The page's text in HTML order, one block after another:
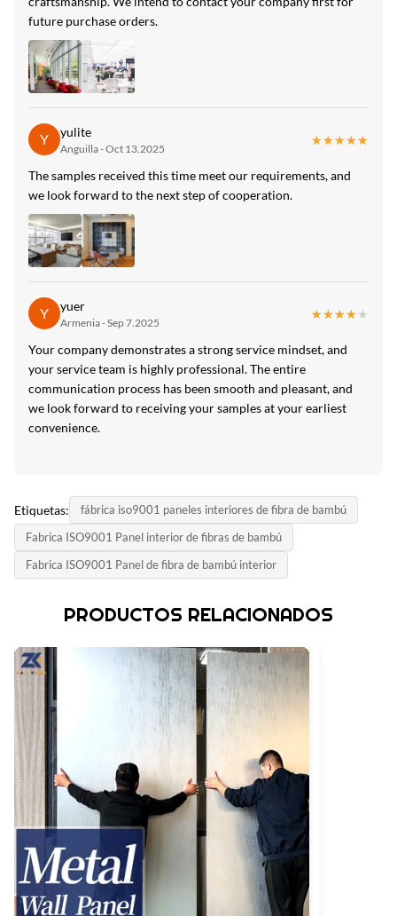
medio ambiente
future purchase orders.
Y yulite
Anguilla - Oct 13.2025
★★★★★
★★★★★
The samples received this time meet our requirements, and
we look forward to the next step of cooperation.
Y yuer
Armenia - Sep 7.2025
★★★★★
★★★★★
Your company demonstrates a strong service mindset, and
your service team is highly professional. The entire
communication process has been smooth and pleasant, and
we look forward to receiving your samples at your earliest
convenience.
Etiquetas:
fábrica iso9001 paneles interiores de fibra de bambú
Fabrica ISO9001 Panel interior de fibras de bambú
Fabrica ISO9001 Panel de fibra de bambú interior
PRODUCTOS RELACIONADOS